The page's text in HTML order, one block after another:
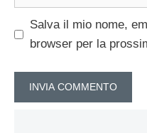
Salva il mio nome,
browser per la